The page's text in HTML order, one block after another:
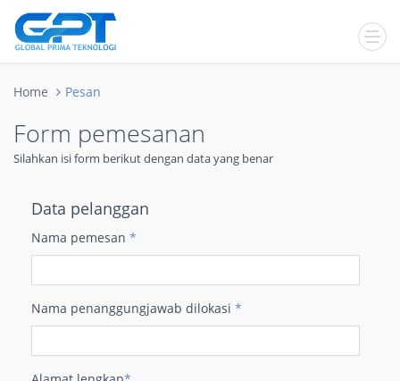
Home Pesan
Form pemesanan
Silahkan isi form berikut dengan data yang benar
Data pelanggan
Nama pemesan *
Nama penanggungjawab dilokasi *